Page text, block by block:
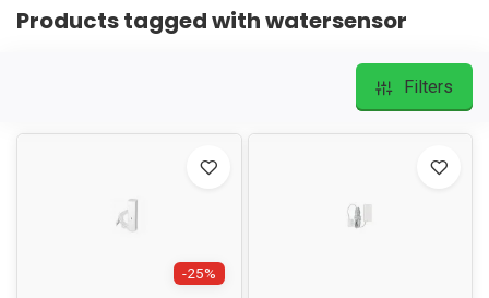
Products tagged with watersensor
Filters
-25%